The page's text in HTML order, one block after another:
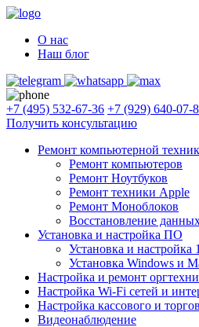
О нас
Наш блог
+7 (495) 532-67-36 +7 (929) 640-07-
Получить консультацию
Ремонт компьютерной
Ремонт компьютеров
Ремонт Ноутбуков
Ремонт техники Apple
Ремонт Моноблоков
Восстановление
Установка и настройка ПО
Установка и настройка
Установка Windows и
Настройка и ремонт
Настройка Wi-Fi сетей и
Настройка кассового и
Видеонаблюдение